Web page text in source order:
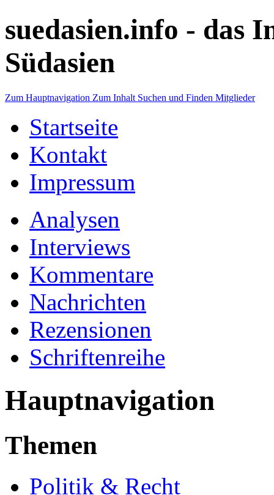
suedasien.info - das
Südasien
Zum Hauptnavigation Zum Inhalt Suchen und Finden Mitglieder
Startseite
Kontakt
Impressum
Analysen
Interviews
Kommentare
Nachrichten
Rezensionen
Schriftenreihe
Hauptnavigation
Themen
Politik & Recht